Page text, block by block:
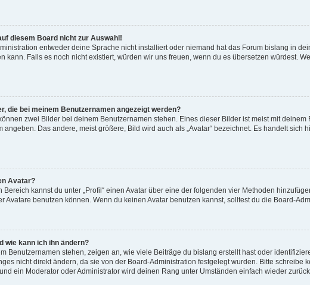
diesem Board nicht zur Auswahl!
entweder deine Sprache nicht installiert oder niemand hat das Forum bislang in
kann. Falls es noch nicht existiert, würden wir uns freuen, wenn du es übersetzen würdest.
die bei meinem Benutzernamen angezeigt werden?
zwei Bilder bei deinem Benutzernamen stehen. Eines dieser Bilder ist meist mit
angeben. Das andere, meist größere, Bild wird auch als „Avatar“ bezeichnet. Es handelt
Avatar?
Bereich kannst du unter „Profil“ einen Avatar über eine der folgenden vier Methoden
Avatare benutzen können. Wenn du keinen Avatar benutzen kannst, solltest du die Board-
wie kann ich ihn ändern?
Benutzernamen stehen, zeigen an, wie viele Beiträge du bislang erstellt hast oder
nicht direkt ändern, da sie von der Board-Administration festgelegt wurden. Bitte
ein Moderator oder Administrator wird deinen Rang unter Umständen einfach wieder